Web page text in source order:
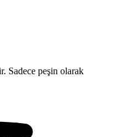
Sadece peşin olarak